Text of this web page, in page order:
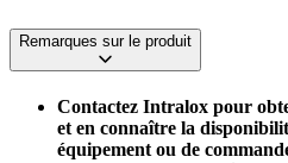
Remarques sur le produit
Contactez Intralox pour
et en connaître la
équipement ou de